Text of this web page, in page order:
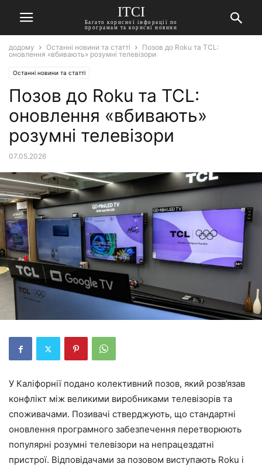
ITCI
Багато корисної інфорації по
програмам та корисні новини
додому Останні новини та статті
Позов до Roku та TCL:
оновлення «вбивають» розумні телевізори
Останні новини та статті
Позов до Roku та TCL:
оновлення «вбивають»
розумні телевізори
07.05.2026
У Каліфорнії подано колективний позов, який розв’язав
конфлікт між великими виробниками телевізорів та
споживачами. Позивачі стверджують, що стандартні
оновлення програмного забезпечення перетворюють
популярні розумні телевізори на непрацездатні
пристрої. Відповідачами за позовом виступають Roku і